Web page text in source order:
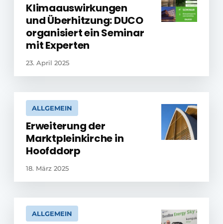
Klimaauswirkungen
und Überhitzung: DUCO
organisiert ein Seminar
mit Experten
23. April 2025
ALLGEMEIN
Erweiterung der
Marktpleinkirche in
Hoofddorp
18. März 2025
ALLGEMEIN